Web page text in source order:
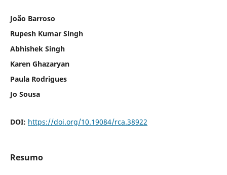
João Barroso
Rupesh Kumar Singh
Abhishek Singh
Karen Ghazaryan
Paula Rodrigues
Jo Sousa
DOI: https://doi.org/10.19084/rca.38922
Resumo